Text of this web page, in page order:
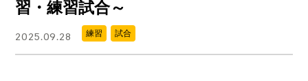
PROFILE
チームメンバー
習・練習試合～
2025.09.28 練習 試合